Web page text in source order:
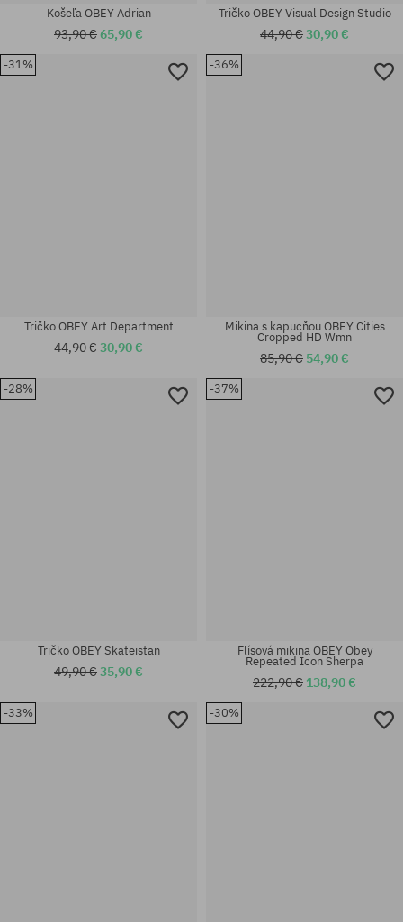
Košeľa OBEY Adrian
93,90 €65,90 €
Tričko OBEY Visual Design Studio
44,90 €30,90 €
-31%
Dostupné veľkosti:
Tričko OBEY Art Department
44,90 €30,90 €
-36%
Dostupné veľkosti:
Mikina s kapucňou OBEY Cities
Cropped HD Wmn
85,90 € 54,90 €
-28%
Tričko OBEY Skateistan
49,90 €35,90 €
-37%
Flísová mikina OBEY Obey
Repeated Icon Sherpa
222,90 € 138,90 €
-33% -30%